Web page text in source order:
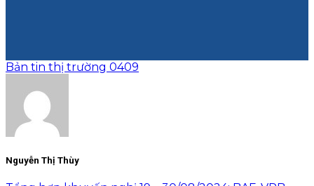
Bản tin thị trường 0409
Nguyễn Thị Thùy